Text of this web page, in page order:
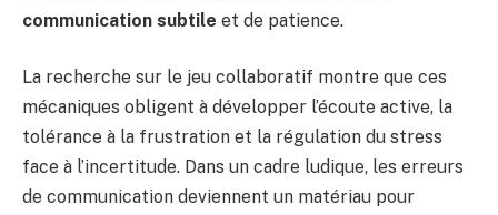
communication subtile et de patience.
La recherche sur le jeu collaboratif montre que ces
mécaniques obligent à développer l’écoute active, la
tolérance à la frustration et la régulation du stress
face à l’incertitude. Dans un cadre ludique, les erreurs
de communication deviennent un matériau pour